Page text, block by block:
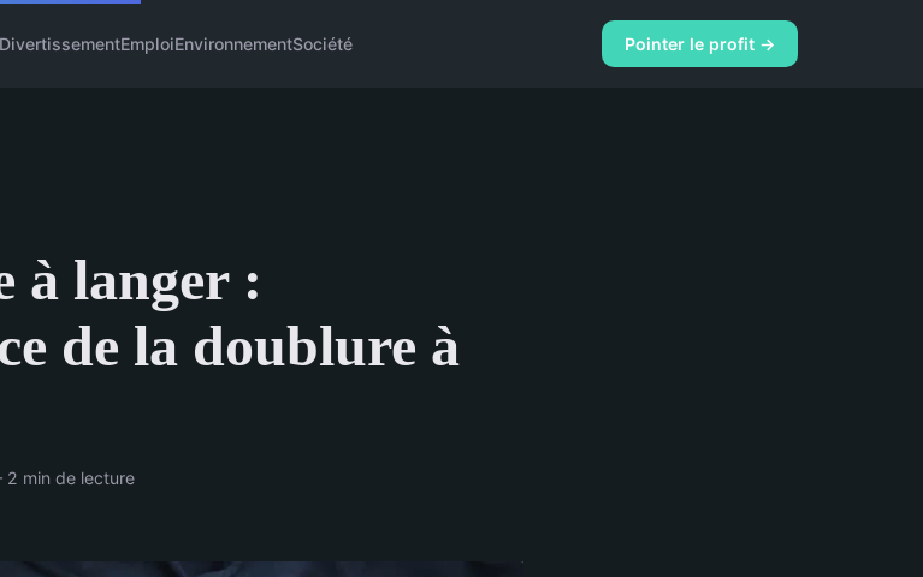
DivertissementEmploiEnvironnementSociété Pointer le profit →
à langer :
de la doublure à
min de lecture